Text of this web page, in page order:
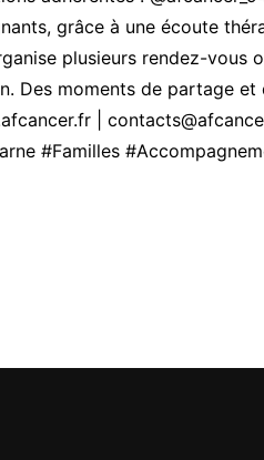
grâce à une écoute
plusieurs rendez-vous
Des moments de partage et
|
#Familles